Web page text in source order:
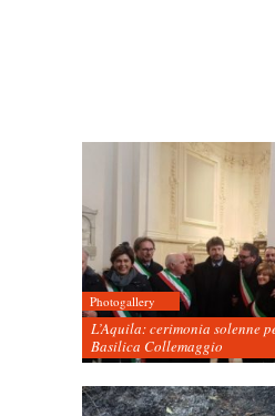
Photogallery
L’Aquila: cerimonia solenne
Basilica Collemaggio